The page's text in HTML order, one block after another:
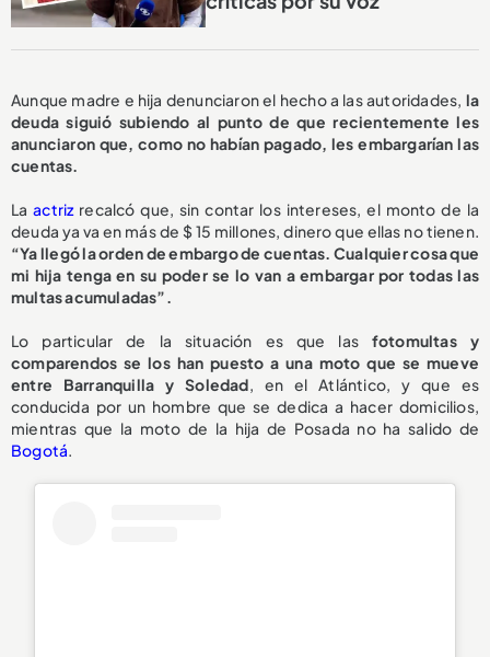
Aunque madre e hija denunciaron el hecho a las autoridades, la
deuda siguió subiendo al punto de que recientemente les
anunciaron que, como no habían pagado, les embargarían las
cuentas.
Laactriz recalcó que, sin contar los intereses, el monto de la
deuda ya va en más de $ 15 millones, dinero que ellas no tienen.
“Ya llegó la orden de embargo de cuentas. Cualquier cosa que
mi hija tenga en su poder se lo van a embargar por todas las
multas acumuladas”.
Lo particular de la situación es que las fotomultas y
comparendos se los han puesto a una moto que se mueve
entre Barranquilla y Soledad, en el Atlántico, y que es
conducida por un hombre que se dedica a hacer domicilios,
mientras que la moto de la hija de Posada no ha salido de
Bogotá.